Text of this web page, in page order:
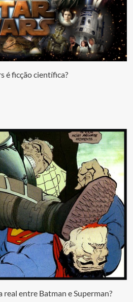
é ficção científica?
real entre Batman e Superman?